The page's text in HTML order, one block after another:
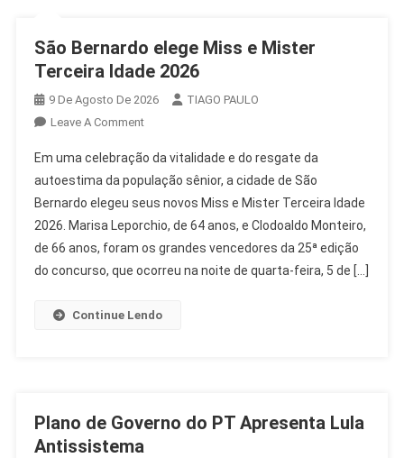
São Bernardo elege Miss e Mister
Terceira Idade 2026
9 De Agosto De 2026
TIAGO PAULO
Leave A CommentOn
Bernardo
Elege
Miss
E
Mister
Terceira
2026
Em uma celebração da vitalidade e do resgate da
autoestima da população sênior, a cidade de São
Bernardo elegeu seus novos Miss e Mister Terceira Idade
2026. Marisa Leporchio, de 64 anos, e Clodoaldo Monteiro,
de 66 anos, foram os grandes vencedores da 25ª edição
do concurso, que ocorreu na noite de quarta-feira, 5 de […]
Continue Lendo
Plano de Governo do PT Apresenta Lula
Antissistema